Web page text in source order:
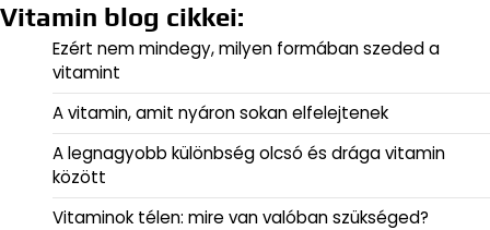
Vitamin blog cikkei:
Ezért nem mindegy, milyen formában szeded a
vitamint
A vitamin, amit nyáron sokan elfelejtenek
A legnagyobb különbség olcsó és drága vitamin
között
Vitaminok télen: mire van valóban szükséged?